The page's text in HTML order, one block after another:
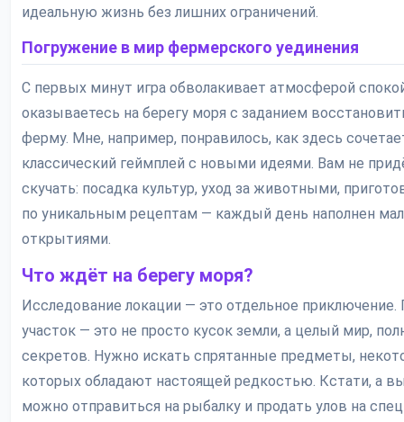
идеальную жизнь без лишних ограничений.
Погружение в мир фермерского уединения
С первых минут игра обволакивает атмосферой
оказываетесь на берегу моря с заданием
ферму. Мне, например, понравилось, как здесь
классический геймплей с новыми идеями. Вам не
скучать: посадка культур, уход за животными,
по уникальным рецептам — каждый день наполнен
открытиями.
Что ждёт на берегу моря?
Исследование локации — это отдельное
участок — это не просто кусок земли, а целый мир,
секретов. Нужно искать спрятанные предметы,
которых обладают настоящей редкостью. Кстати, а
можно отправиться на рыбалку и продать улов на